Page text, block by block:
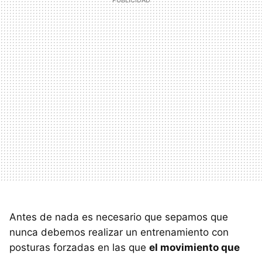
Antes de nada es necesario que sepamos que
nunca debemos realizar un entrenamiento con
posturas forzadas en las que el movimiento que